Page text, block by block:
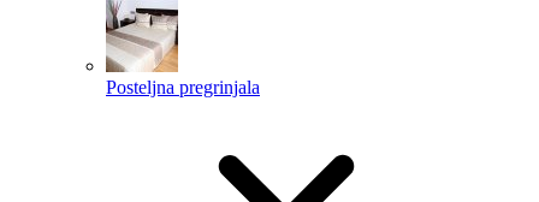
Posteljna pregrinjala